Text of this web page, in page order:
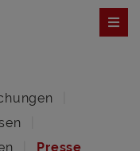
Presse